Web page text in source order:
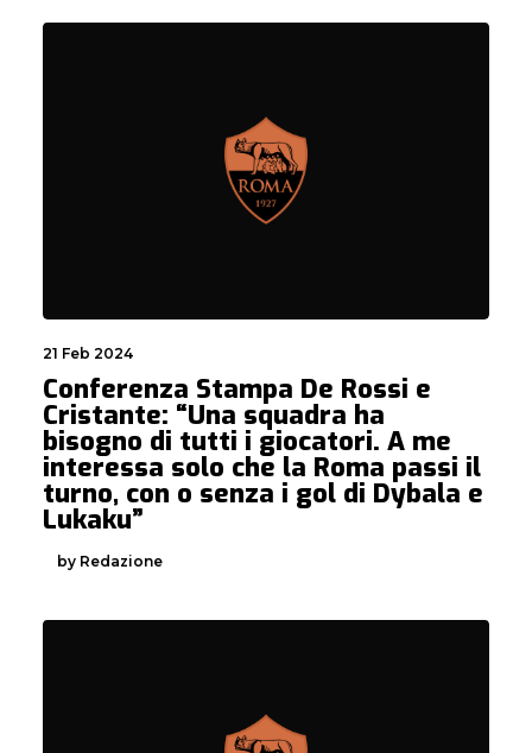
21 Feb 2024
Conferenza Stampa De Rossi e
Cristante: “Una squadra ha
bisogno di tutti i giocatori. A me
interessa solo che la Roma passi il
turno, con o senza i gol di Dybala e
Lukaku”
by Redazione